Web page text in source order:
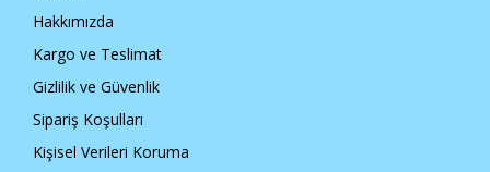
Hakkımızda
Kargo ve Teslimat
Gizlilik ve Güvenlik
Sipariş Koşulları
Kişisel Verileri Koruma